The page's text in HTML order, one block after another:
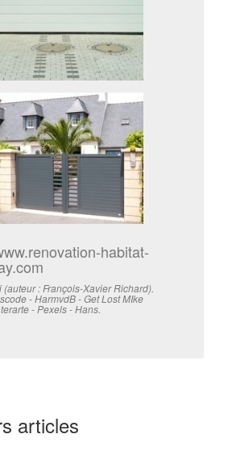
habitat-
(auteur : François-Xavier Richard).
- HarmvdB - Get Lost MIke
- Pexels - Hans.
articles